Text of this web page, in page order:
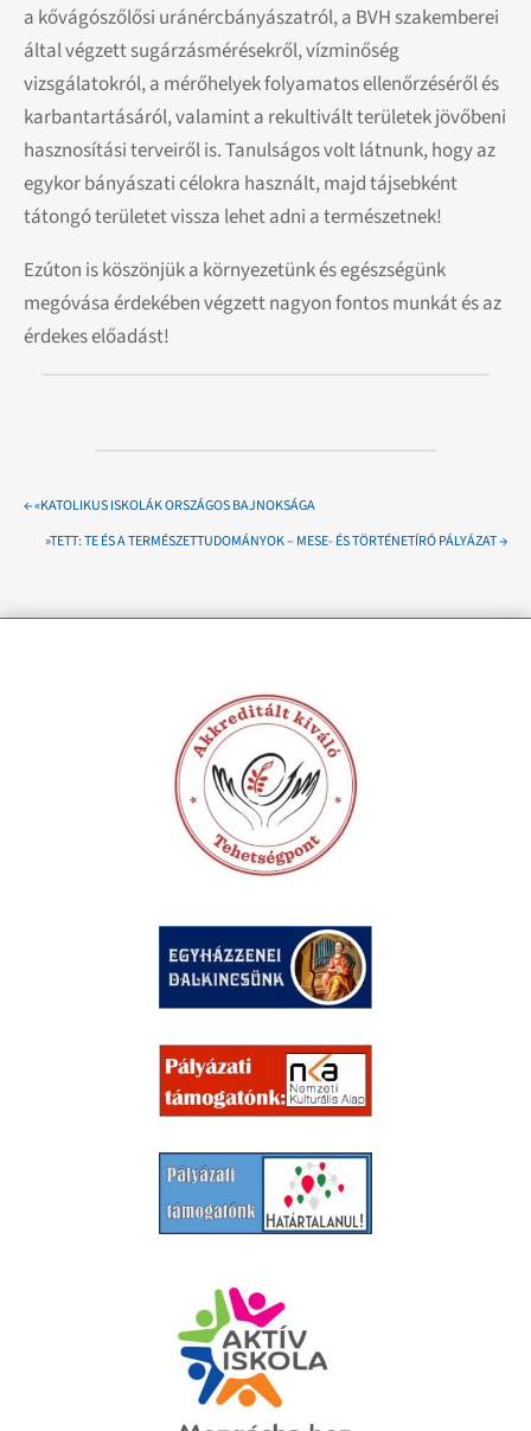
a kővágószőlősi uránércbányászatról, a BVH szakemberei
által végzett sugárzásmérésekről, vízminőség
vizsgálatokról, a mérőhelyek folyamatos ellenőrzéséről és
karbantartásáról, valamint a rekultivált területek jövőbeni
hasznosítási terveiről is. Tanulságos volt látnunk, hogy az
egykor bányászati célokra használt, majd tájsebként
tátongó területet vissza lehet adni a természetnek!
Ezúton is köszönjük a környezetünk és egészségünk
megóvása érdekében végzett nagyon fontos munkát és az
érdekes előadást!
←«KATOLIKUS ISKOLÁK ORSZÁGOS BAJNOKSÁGA
»TETT: TE ÉS A TERMÉSZETTUDOMÁNYOK – MESE- ÉS TÖRTÉNETÍRÓ PÁLYÁZAT→